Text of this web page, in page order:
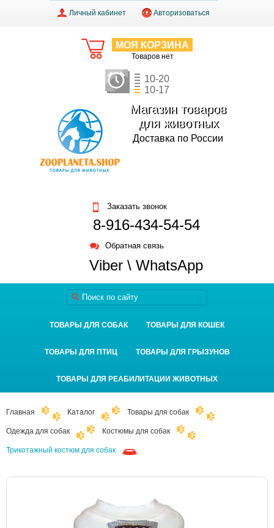
Личный кабинет Авторизоваться
МОЯ КОРЗИНА
Товаров нет
10-20
10-17
Магазин товаров
для животных
Доставка по России
Заказать звонок
8-916-434-54-54
Обратная связь
Viber \ WhatsApp
ТОВАРЫ ДЛЯ СОБАК ТОВАРЫ ДЛЯ КОШЕК
ТОВАРЫ ДЛЯ ПТИЦ ТОВАРЫ ДЛЯ ГРЫЗУНОВ
ТОВАРЫ ДЛЯ РЕАБИЛИТАЦИИ ЖИВОТНЫХ
Главная Каталог Товары для собак
Одежда для собак Костюмы для собак
Трикотажный костюм для собак